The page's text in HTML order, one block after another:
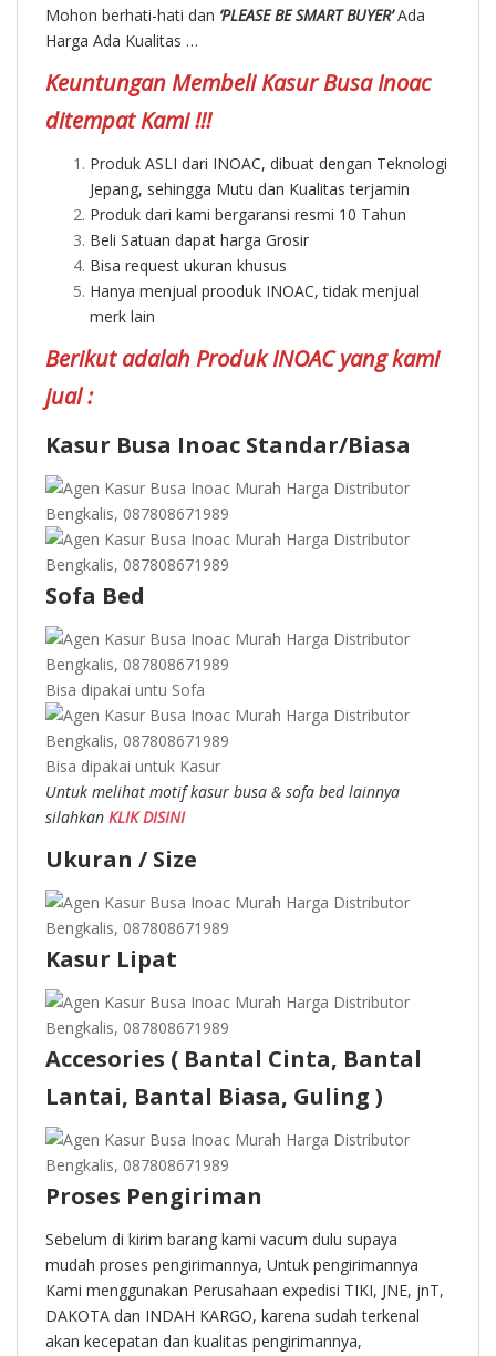
Mohon berhati-hati dan ‘PLEASE BE SMART BUYER’Ada
Harga Ada Kualitas …
Keuntungan Membeli Kasur Busa Inoac
ditempat Kami !!!
Produk ASLI dari INOAC, dibuat dengan Teknologi
Jepang, sehingga Mutu dan Kualitas terjamin
Produk dari kami bergaransi resmi 10 Tahun
Beli Satuan dapat harga Grosir
Bisa request ukuran khusus
Hanya menjual prooduk INOAC, tidak menjual
merk lain
Berikut adalah Produk INOAC yang kami
jual :
Kasur Busa Inoac Standar/Biasa
Sofa Bed
Bisa dipakai untu Sofa
Bisa dipakai untuk Kasur
Untuk melihat motif kasur busa & sofa bed lainnya
silahkan KLIK DISINI
Ukuran / Size
Kasur Lipat
Accesories ( Bantal Cinta, Bantal
Lantai, Bantal Biasa, Guling )
Proses Pengiriman
Sebelum di kirim barang kami vacum dulu supaya
mudah proses pengirimannya, Untuk pengirimannya
Kami menggunakan Perusahaan expedisi TIKI, JNE, jnT,
DAKOTA dan INDAH KARGO, karena sudah terkenal
akan kecepatan dan kualitas pengirimannya,